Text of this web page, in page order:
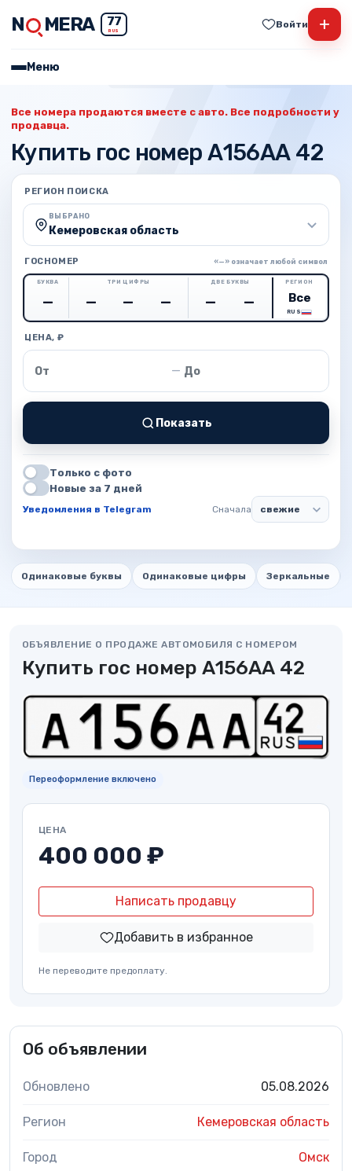
N MERA 77
RUS
Войти +
Меню
Все номера продаются вместе с авто. Все подробности у
продавца.
Купить гос номер А156АА 42
РЕГИОН ПОИСКА
ВЫБРАНО
Кемеровская область
ГОСНОМЕР «—» означает любой символ
БУКВА ТРИ ЦИФРЫ ДВЕ БУКВЫ РЕГИОН
RUS
ЦЕНА, ₽
Цена от — Цена до
Показать
Только с фото
Новые за 7 дней
Уведомления в Telegram Сначала
Одинаковые буквы Одинаковые цифры Зеркальные
ОБЪЯВЛЕНИЕ О ПРОДАЖЕ АВТОМОБИЛЯ С НОМЕРОМ
Купить гос номер А156АА 42
Переоформление включено
ЦЕНА
400 000 ₽
Написать продавцу
Добавить в избранное
Не переводите предоплату.
Об объявлении
Обновлено 05.08.2026
Регион Кемеровская область
Город Омск